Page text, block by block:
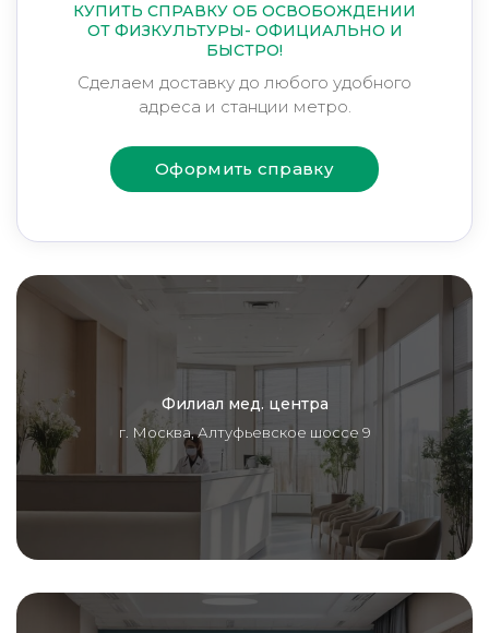
КУПИТЬ СПРАВКУ ОБ ОСВОБОЖДЕНИИ
ОТ ФИЗКУЛЬТУРЫ- ОФИЦИАЛЬНО И
БЫСТРО!
Сделаем доставку до любого удобного
адреса и станции метро.
Оформить справку
Филиал мед. центра
г. Москва, Алтуфьевское шоссе 9